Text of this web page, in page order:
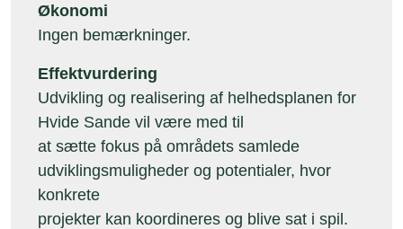
Økonomi
Ingen bemærkninger.
Effektvurdering
Udvikling og realisering af helhedsplanen for
Hvide Sande vil være med til
at sætte fokus på områdets samlede
udviklingsmuligheder og potentialer, hvor
konkrete
projekter kan koordineres og blive sat i spil.